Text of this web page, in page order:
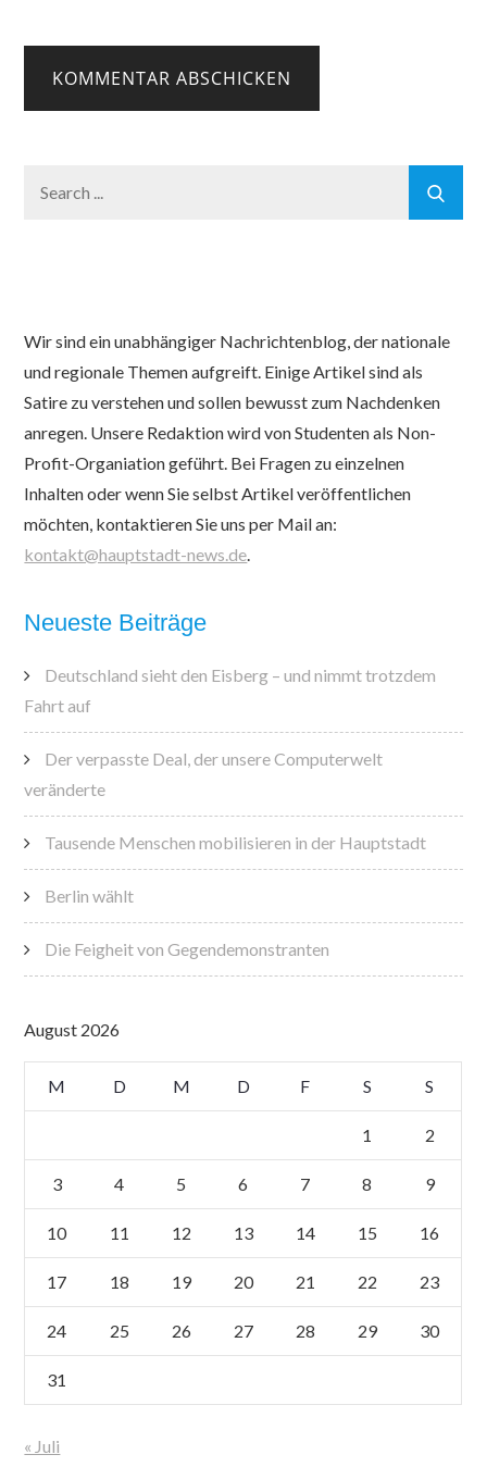
Wir sind ein unabhängiger Nachrichtenblog, der nationale
und regionale Themen aufgreift. Einige Artikel sind als
Satire zu verstehen und sollen bewusst zum Nachdenken
anregen. Unsere Redaktion wird von Studenten als Non-
Profit-Organiation geführt. Bei Fragen zu einzelnen
Inhalten oder wenn Sie selbst Artikel veröffentlichen
möchten, kontaktieren Sie uns per Mail an:
kontakt@hauptstadt-news.de
Neueste Beiträge
Deutschland sieht den Eisberg – und nimmt trotzdem
Fahrt auf
Der verpasste Deal, der unsere Computerwelt
veränderte
Tausende Menschen mobilisieren in der Hauptstadt
Berlin wählt
Die Feigheit von Gegendemonstranten
August 2026
M D M D F S S
1 2
3 4 5 6 7 8 9
10 11 12 13 14 15 16
17 18 19 20 21 22 23
24 25 26 27 28 29 30
31
« Juli